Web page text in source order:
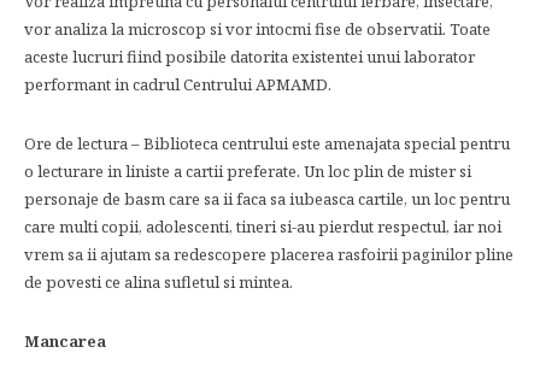
vor analiza la microscop si vor intocmi fise de observatii. Toate
aceste lucruri fiind posibile datorita existentei unui laborator
performant in cadrul Centrului APMAMD.
Ore de lectura – Biblioteca centrului este amenajata special pentru
o lecturare in liniste a cartii preferate. Un loc plin de mister si
personaje de basm care sa ii faca sa iubeasca cartile, un loc pentru
care multi copii, adolescenti, tineri si-au pierdut respectul, iar noi
vrem sa ii ajutam sa redescopere placerea rasfoirii paginilor pline
de povesti ce alina sufletul si mintea.
Mancarea